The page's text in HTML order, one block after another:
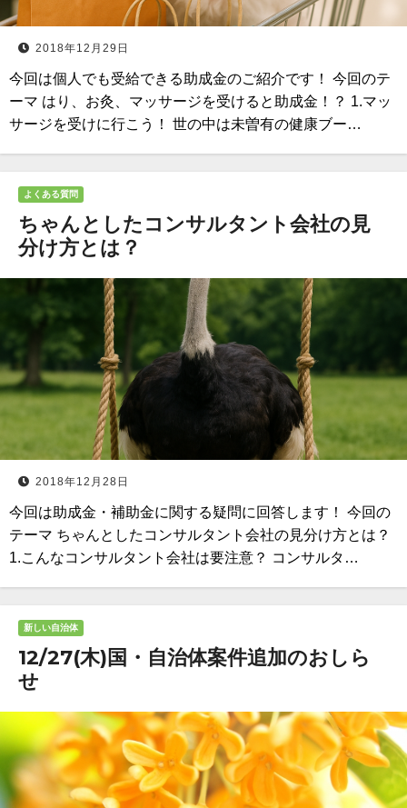
2018年12月29日
今回は個人でも受給できる助成金のご紹介です！ 今回のテ
ーマ はり、お灸、マッサージを受けると助成金！？ 1.マッ
サージを受けに行こう！ 世の中は未曽有の健康ブー…
よくある質問
ちゃんとしたコンサルタント会社の見
分け方とは？
2018年12月28日
今回は助成金・補助金に関する疑問に回答します！ 今回の
テーマ ちゃんとしたコンサルタント会社の見分け方とは？
1.こんなコンサルタント会社は要注意？ コンサルタ…
新しい自治体
12/27(木)国・自治体案件追加のおしら
せ